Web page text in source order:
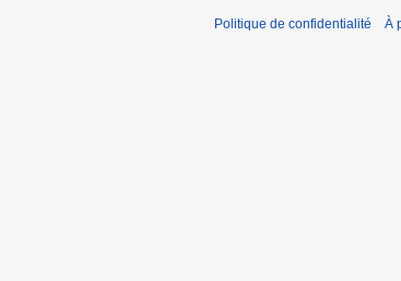
Politique de confidentialité À